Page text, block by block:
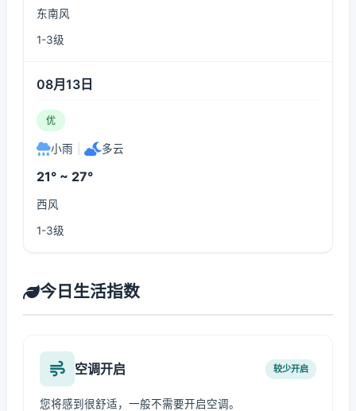
东南风
1-3级
08月13日
优
小雨 多云
21° ~ 27°
西风
1-3级
今日生活指数
空调开启 较少开启
您将感到很舒适，一般不需要开启空调。